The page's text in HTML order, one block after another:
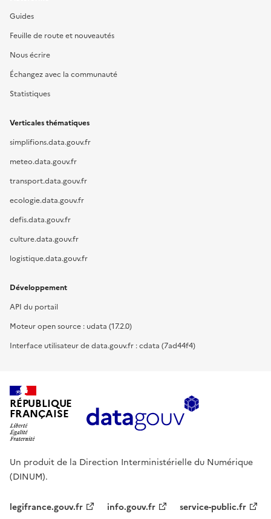
Guides
Feuille de route et nouveautés
Nous écrire
Échangez avec la communauté
Statistiques
Verticales thématiques
simplifions.data.gouv.fr
meteo.data.gouv.fr
transport.data.gouv.fr
ecologie.data.gouv.fr
defis.data.gouv.fr
culture.data.gouv.fr
logistique.data.gouv.fr
Développement
API du portail
Moteur open source : udata (17.2.0)
Interface utilisateur de data.gouv.fr : cdata (7ad44f4)
RÉPUBLIQUE
FRANÇAISE
Un produit de la Direction Interministérielle du Numérique
(DINUM).
legifrance.gouv.fr info.gouv.fr service-public.fr